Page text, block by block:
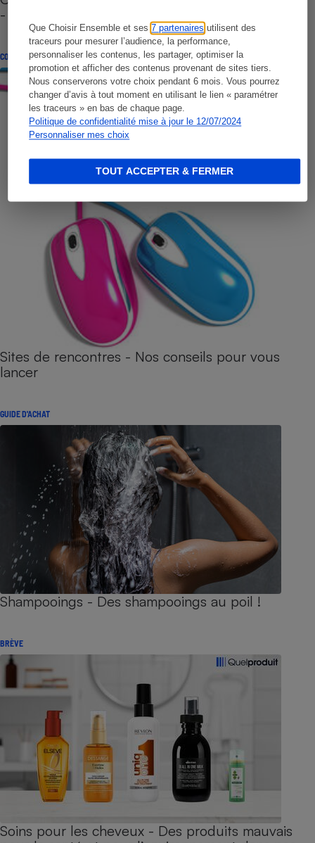
Que Choisir Ensemble et ses7 partenaires utilisent des
traceurs pour mesurer l’audience, la performance,
personnaliser les contenus, les partager, optimiser la
promotion et afficher des contenus provenant de sites tiers.
Nous conserverons votre choix pendant 6 mois. Vous pourrez
changer d’avis à tout moment en utilisant le lien « paramétrer
les traceurs » en bas de chaque page.
Politique de confidentialité mise à jour le 12/07/2024
Personnaliser mes choix
TOUT ACCEPTER & FERMER
- Premières impressions
CONSEILS
Sites de rencontres - Nos conseils pour vous
lancer
GUIDE D'ACHAT
Shampooings - Des shampooings au poil !
BRÈVE
Soins pour les cheveux - Des produits mauvais